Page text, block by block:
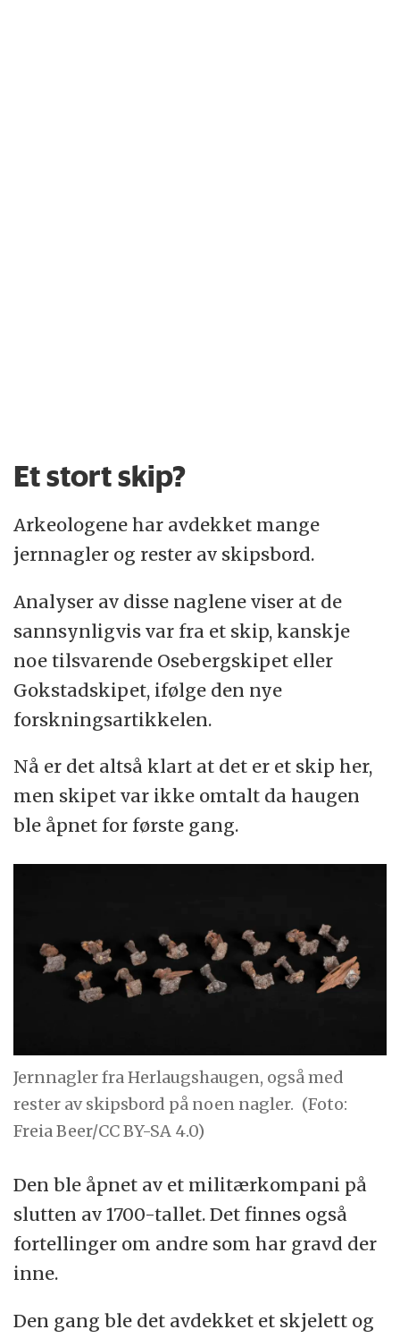
Et stort skip?
Arkeologene har avdekket mange
jernnagler og rester av skipsbord.
Analyser av disse naglene viser at de
sannsynligvis var fra et skip, kanskje
noe tilsvarende Osebergskipet eller
Gokstadskipet, ifølge den nye
forskningsartikkelen.
Nå er det altså klart at det er et skip her,
men skipet var ikke omtalt da haugen
ble åpnet for første gang.
Jernnagler fra Herlaugshaugen, også med
rester av skipsbord på noen nagler. (Foto:
Freia Beer/CC BY-SA 4.0)
Den ble åpnet av et militærkompani på
slutten av 1700-tallet. Det finnes også
fortellinger om andre som har gravd der
inne.
Den gang ble det avdekket et skjelett og